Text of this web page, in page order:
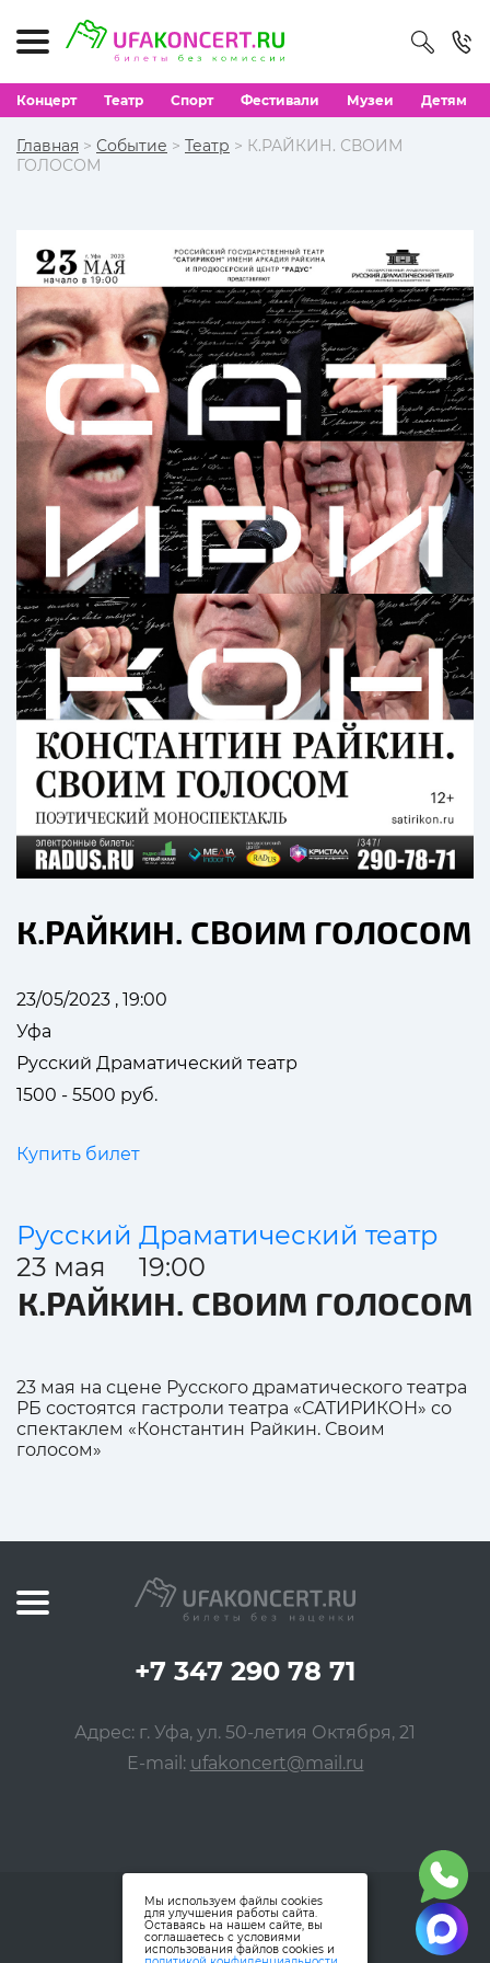
Концерт Театр Спорт Фестивали Музеи Детям
Главная > Событие > Театр > К.РАЙКИН. СВОИМ
ГОЛОСОМ
К.РАЙКИН. СВОИМ ГОЛОСОМ
23/05/2023 , 19:00
Уфа
Русский Драматический театр
1500 - 5500 руб.
Купить билет
Русский Драматический театр
23 мая 19:00
К.РАЙКИН. СВОИМ ГОЛОСОМ
23 мая на сцене Русского драматического театра
РБ состоятся гастроли театра «САТИРИКОН» со
спектаклем «Константин Райкин. Своим
голосом»
+7 347 290 78 71
Адрес: г. Уфа, ул. 50-летия Октября, 21
E-mail: ufakoncert@mail.ru
Мы используем файлы cookies
для улучшения работы сайта.
Оставаясь на нашем сайте, вы
соглашаетесь с условиями
использования файлов cookies и